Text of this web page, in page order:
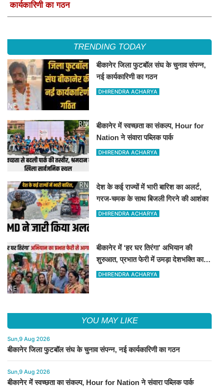
कार्यकारिणी का गठन
TRENDING TODAY
बीकानेर जिला फुटबॉल संघ के चुनाव संपन्न,
नई कार्यकारिणी का गठन
DHIRENDRA ACHARYA
बीकानेर में स्वच्छता का संकल्प, Hour for
Nation ने संवारा पब्लिक पार्क
DHIRENDRA ACHARYA
देश के कई राज्यों में भारी बारिश का अलर्ट,
गरज-चमक के साथ बिजली गिरने की आशंका
DHIRENDRA ACHARYA
बीकानेर में ‘हर घर तिरंगा’ अभियान की
शुरुआत, प्रभात फेरी में उमड़ा देशभक्ति का
जोश
DHIRENDRA ACHARYA
YOU MAY LIKE
Sun,9 Aug 2026
बीकानेर जिला फुटबॉल संघ के चुनाव संपन्न, नई कार्यकारिणी का गठन
Sun,9 Aug 2026
बीकानेर में स्वच्छता का संकल्प, Hour for Nation ने संवारा पब्लिक पार्क